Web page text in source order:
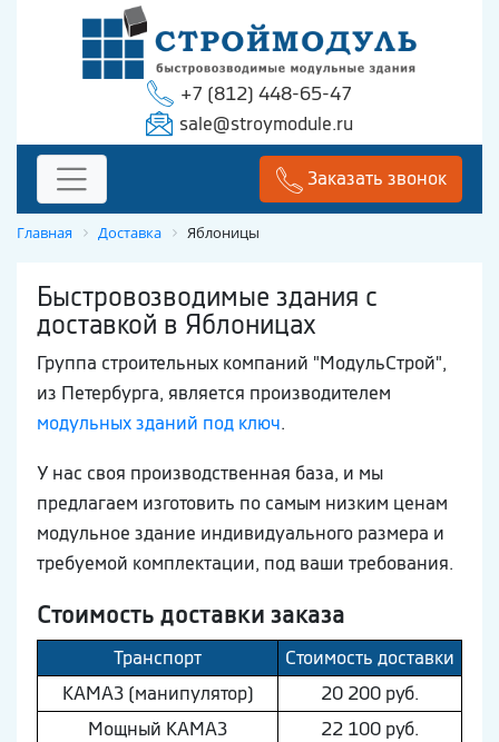
+7 (812) 448-65-47
sale@stroymodule.ru
Заказать звонок
Главная Доставка Яблоницы
Быстровозводимые здания с
доставкой в Яблоницах
Группа строительных компаний "МодульСтрой",
из Петербурга, является производителем
модульных зданий под ключ.
У нас своя производственная база, и мы
предлагаем изготовить по самым низким ценам
модульное здание индивидуального размера и
требуемой комплектации, под ваши требования.
Стоимость доставки заказа
Транспорт
Стоимость доставки
КAМAЗ (манипулятор)
20 200 руб.
Мощный КAМAЗ
22 100 руб.